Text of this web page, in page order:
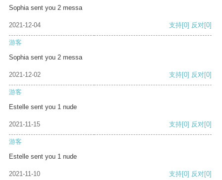
Sophia sent you 2 messa
2021-12-04 支持[0] 反对[0]
游客
Sophia sent you 2 messa
2021-12-02 支持[0] 反对[0]
游客
Estelle sent you 1 nude
2021-11-15 支持[0] 反对[0]
游客
Estelle sent you 1 nude
2021-11-10 支持[0] 反对[0]